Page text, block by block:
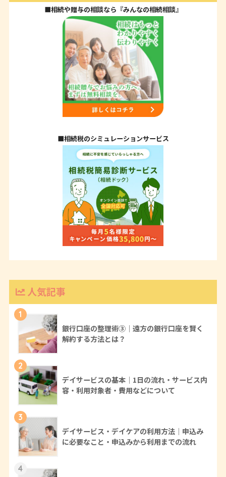
■相続や贈与の相談なら『みんなの相続相談』
■相続税のシミュレーションサービス
人気記事
1
銀行口座の整理術③｜遠方の銀行口座を賢く
解約する方法とは？
2
デイサービスの基本｜1日の流れ・サービス内
容・利用対象者・費用などについて
3
デイサービス・デイケアの利用方法｜申込み
に必要なこと・申込みから利用までの流れ
4